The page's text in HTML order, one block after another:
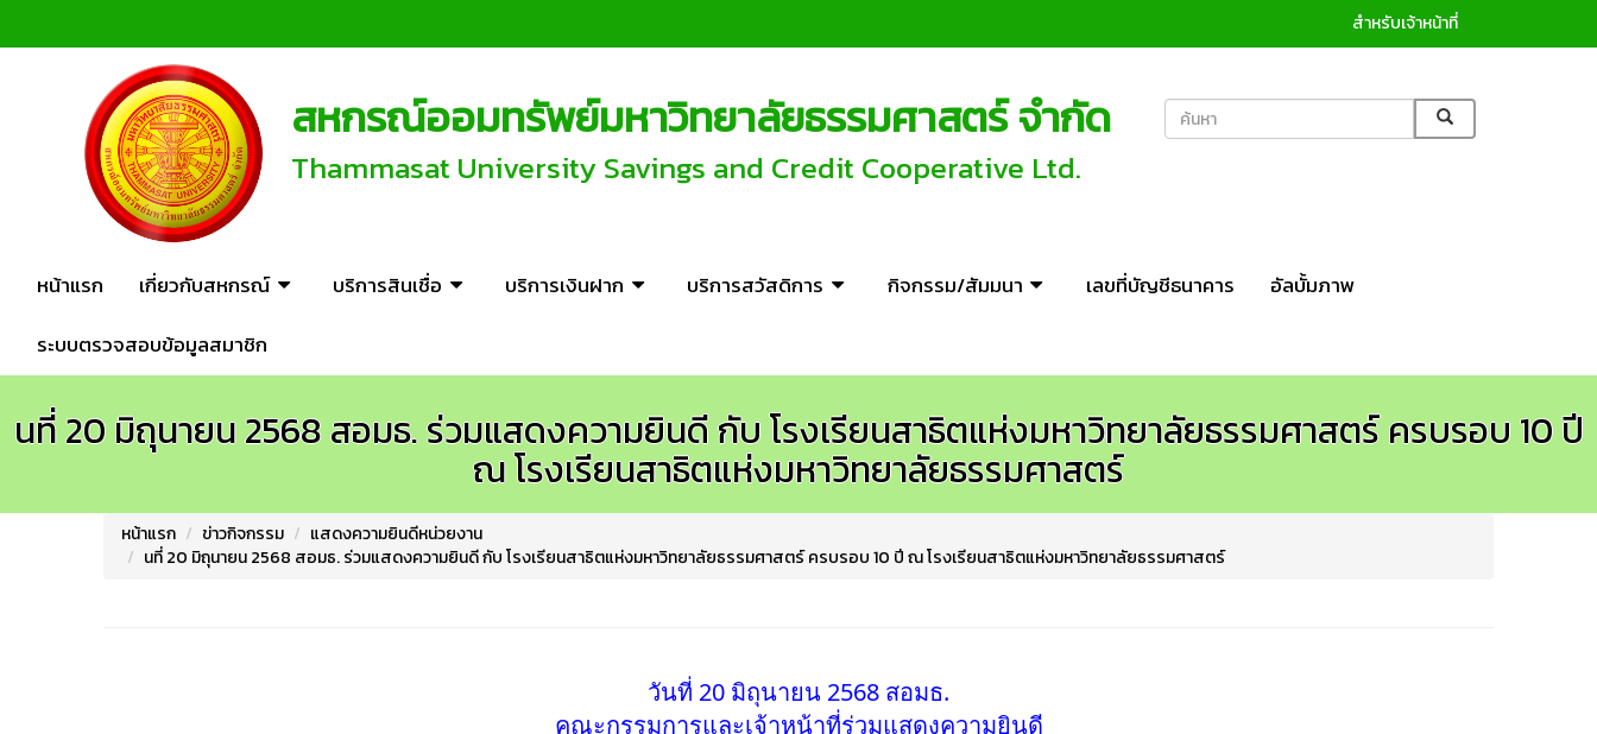
สำหรับเจ้าหน้าที่
สหกรณ์ออมทรัพย์มหาวิทยาลัยธรรมศาสตร์ จำกัด
Thammasat University Savings and Credit Cooperative Ltd.
หน้าแรก เกี่ยวกับสหกรณ์ บริการสินเชื่อ บริการเงินฝาก บริการสวัสดิการ กิจกรรม/สัมมนา เลขที่บัญชีธนาคาร
อัลบั้มภาพ
ระบบตรวจสอบข้อมูลสมาชิก
นที่ 20 มิถุนายน 2568 สอมธ. ร่วมแสดงความยินดี กับ โรงเรียนสาธิตแห่งมหาวิทยาลัยธรรมศาสตร์ ครบรอบ 10 ปี
ณ โรงเรียนสาธิตแห่งมหาวิทยาลัยธรรมศาสตร์
หน้าแรก ข่าวกิจกรรม
แสดงความยินดีหน่วยงาน
นที่ 20 มิถุนายน 2568 สอมธ. ร่วมแสดงความยินดี กับ โรงเรียนสาธิตแห่งมหาวิทยาลัยธรรมศาสตร์ ครบรอบ 10 ปี ณ โรงเรียนสาธิตแห่งมหาวิทยาลัยธรรมศาสตร์
วันที่ 20 มิถุนายน 2568 สอมธ.
คณะกรรมการและเจ้าหน้าที่ร่วมแสดงความยินดี